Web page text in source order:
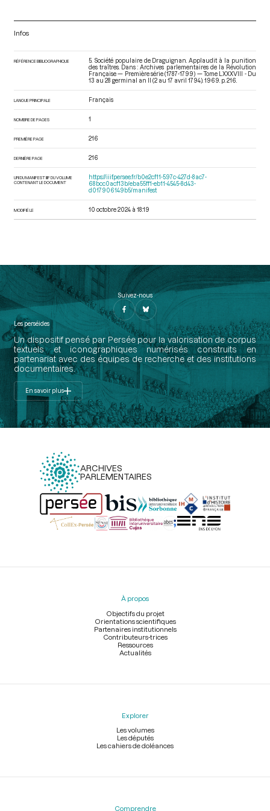
Infos
RÉFÉRENCE BIBLIOGRAPHIQUE
5. Société populaire de Draguignan. Applaudit à la punition
des traîtres. Dans : Archives parlementaires de la Révolution
Française — Première série (1787-1799) — Tome LXXXVIII - Du
13 au 28 germinal an II (2 au 17 avril 1794) . 1969. p. 216.
LANGUE PRINCIPALE Français
NOMBRE DE PAGES 1
PREMIÈRE PAGE 216
DERNIÈRE PAGE 216
URI DU MANIFEST IIIF DU VOLUME
CONTENANT LE DOCUMENT
https://iiif.persee.fr/b0e2cf11-597c-427d-8ac7-
68bcc0acf13b/eba55ff1-eb11-4545-8d43-
d017906149b5/manifest
MODIFIÉ LE 10 octobre 2024 à 18:19
Suivez-nous
Les perséides
Un dispositif pensé par Persée pour la valorisation de corpus
textuels et iconographiques numérisés construits en
partenariat avec des équipes de recherche et des institutions
documentaires.
En savoir plus
ARCHIVES
PARLEMENTAIRES
Menu
À propos
Objectifs du projet
Orientations scientifiques
Partenaires institutionnels
Contributeurs-trices
Ressources
Actualités
Explorer
Les volumes
Les députés
Les cahiers de doléances
Comprendre